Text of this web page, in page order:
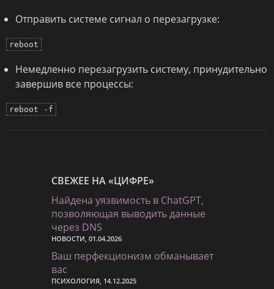
Отправить системе сигнал о перезагрузке:
reboot
Немедленно перезагрузить систему, принудительно
завершив все процессы:
reboot -f
СВЕЖЕЕ НА «ЦИФРЕ»
Найдена уязвимость в ChatGPT,
позволяющая выводить данные
через DNS
НОВОСТИ, 01.04.2026
Ваш перфекционизм обманывает
вас
ПСИХОЛОГИЯ, 14.12.2025